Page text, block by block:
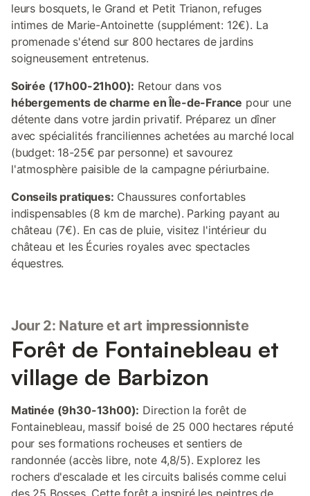
leurs bosquets, le Grand et Petit Trianon, refuges
intimes de Marie-Antoinette (supplément: 12€). La
promenade s'étend sur 800 hectares de jardins
soigneusement entretenus.
Soirée (17h00-21h00): Retour dans vos
hébergements de charme en Île-de-France pour une
détente dans votre jardin privatif. Préparez un dîner
avec spécialités franciliennes achetées au marché local
(budget: 18-25€ par personne) et savourez
l'atmosphère paisible de la campagne périurbaine.
Conseils pratiques: Chaussures confortables
indispensables (8 km de marche). Parking payant au
château (7€). En cas de pluie, visitez l'intérieur du
château et les Écuries royales avec spectacles
équestres.
Jour 2: Nature et art impressionniste
Forêt de Fontainebleau et
village de Barbizon
Matinée (9h30-13h00): Direction la forêt de
Fontainebleau, massif boisé de 25 000 hectares réputé
pour ses formations rocheuses et sentiers de
randonnée (accès libre, note 4,8/5). Explorez les
rochers d'escalade et les circuits balisés comme celui
des 25 Bosses. Cette forêt a inspiré les peintres de